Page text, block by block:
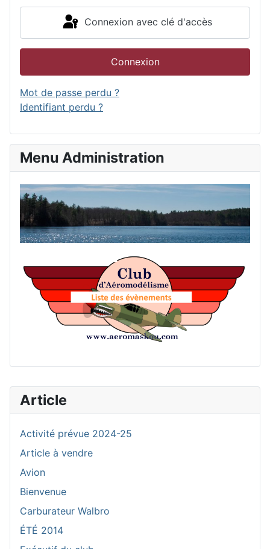
Article
Activité prévue 2024-25
Article à vendre
Avion
Bienvenue
Carburateur Walbro
ÉTÉ 2014
Connexion avec clé d'accès
Connexion
Mot de passe perdu ?
Identifiant perdu ?
Menu Administration